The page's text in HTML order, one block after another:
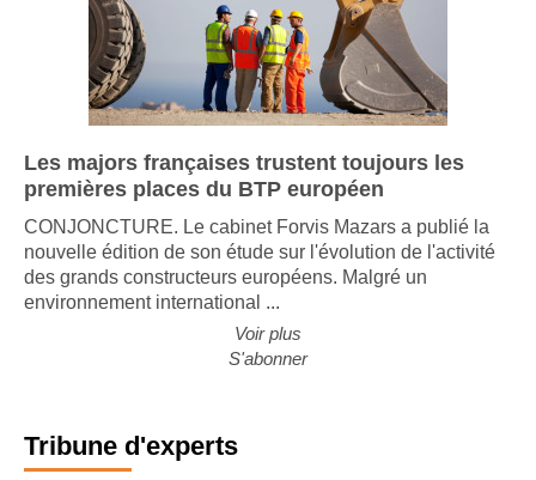
Les majors françaises trustent toujours les
premières places du BTP européen
CONJONCTURE. Le cabinet Forvis Mazars a publié la
nouvelle édition de son étude sur l'évolution de l'activité
des grands constructeurs européens. Malgré un
Voir plus
Tribune d'experts